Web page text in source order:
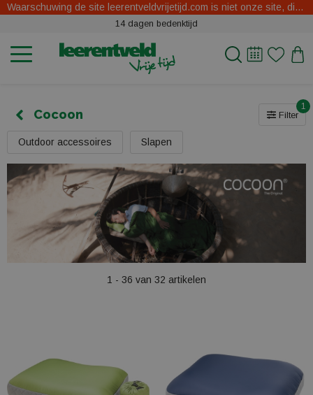
Waarschuwing de site leerentveldvrijetijd.com is niet onze site, dit zijn oplichters.
14 dagen bedenktijd
Cocoon Filter
1
Outdoor accessoires Slapen
1 - 36 van 32 artikelen